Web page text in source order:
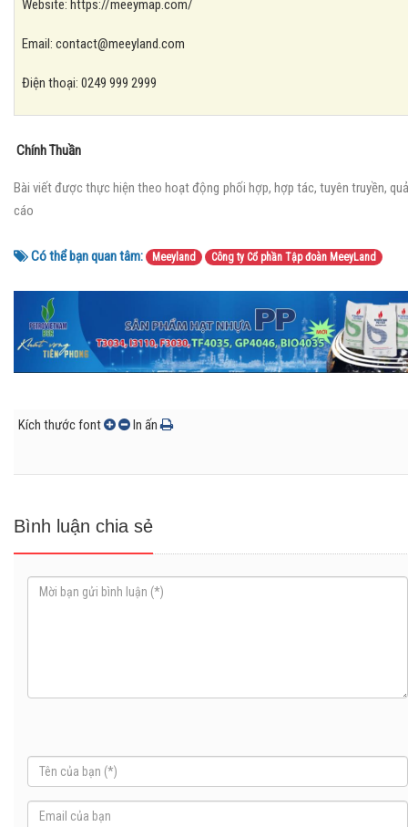
Website: https://meeymap.com/
Email: contact@meeyland.com
Điện thoại: 0249 999 2999
Chính Thuần
Bài viết được thực hiện theo hoạt động phối hợp, hợp tác, tuyên truyền,
cáo
Có thể bạn quan tâm: Meeyland Công ty Cổ phần Tập đoàn MeeyLand
Kích thước font In ấn
Bình luận chia sẻ